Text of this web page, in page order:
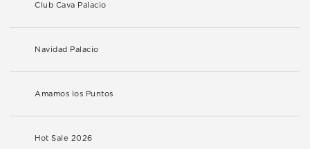
Club Cava Palacio
Navidad Palacio
Amamos los Puntos
Hot Sale 2026